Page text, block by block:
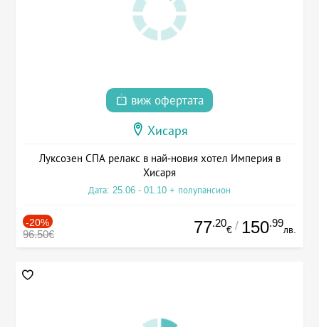
виж офертата
Хисаря
Луксозен СПА релакс в най-новия хотел Империя в
Хисаря
Дата: 25.06 - 01.10 + полупансион
-20%
96.50€ 77.20
€ / 150.99
лв.